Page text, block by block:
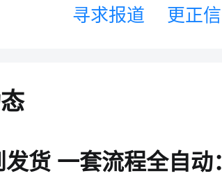
寻求报道
更正